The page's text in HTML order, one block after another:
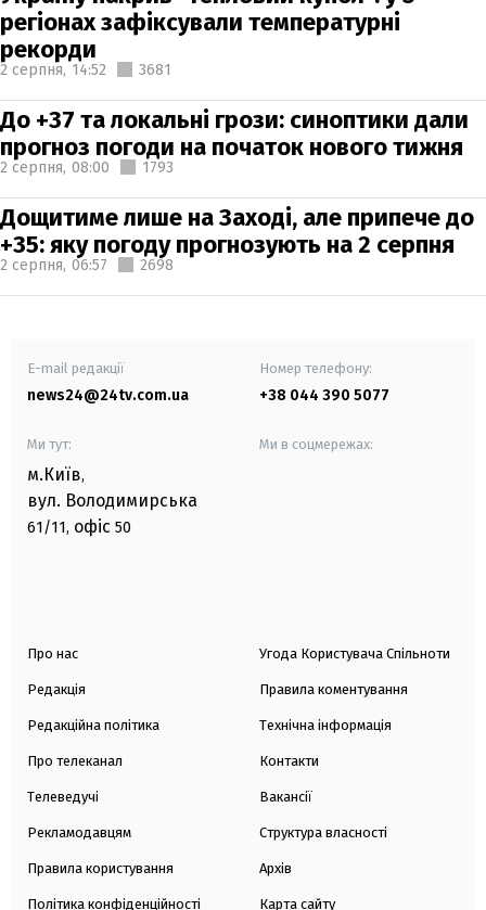
регіонах зафіксували температурні
рекорди
2 серпня, 14:52 3681
До +37 та локальні грози: синоптики дали
прогноз погоди на початок нового тижня
2 серпня, 08:00 1793
Дощитиме лише на Заході, але припече до
+35: яку погоду прогнозують на 2 серпня
2 серпня, 06:57 2698
E-mail редакції
news24@24tv.com.ua
Номер телефону:
+38 044 390 5077
Ми тут:
м.Київ,
вул. Володимирська
61/11, офіс 50
Ми в соцмережах:
Про нас
Редакція
Редакційна політика
Про телеканал
Телеведучі
Рекламодавцям
Правила користування
Політика конфіденційності
Угода Користувача Спільноти
Правила коментування
Технічна інформація
Контакти
Вакансії
Структура власності
Архів
Карта сайту